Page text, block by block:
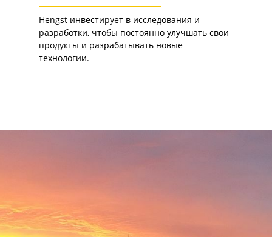
Hengst инвестирует в исследования и
разработки, чтобы постоянно улучшать свои
продукты и разрабатывать новые
технологии.